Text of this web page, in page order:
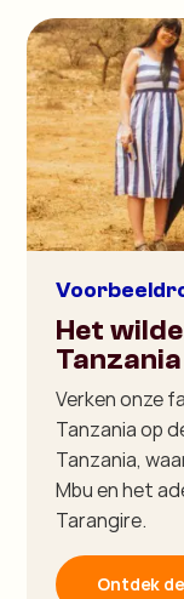
Het
Tanzania
Verken onze
Tanzania op
Tanzania,
Mbu en het
Tarangire.
Ontdek